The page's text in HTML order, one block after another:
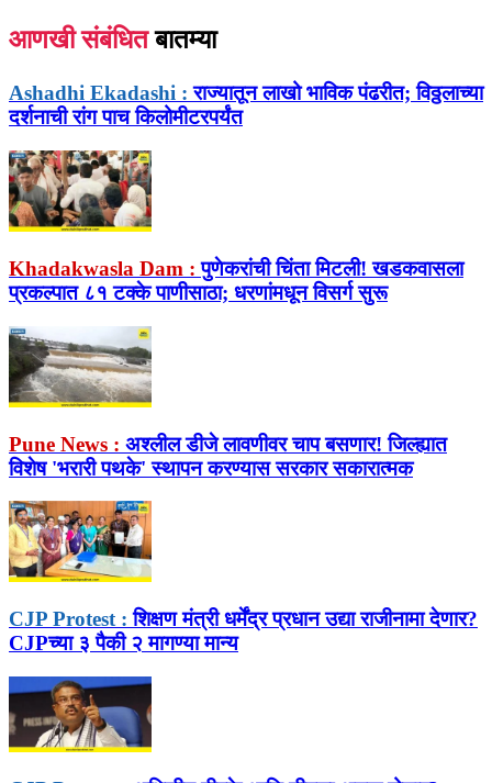
आणखी संबंधित बातम्या
Ashadhi Ekadashi : राज्यातून लाखो भाविक पंढरीत; विठ्ठलाच्या
दर्शनाची रांग पाच किलोमीटरपर्यंत
Khadakwasla Dam : पुणेकरांची चिंता मिटली! खडकवासला
प्रकल्पात ८१ टक्के पाणीसाठा; धरणांमधून विसर्ग सुरू
Pune News : अश्लील डीजे लावणीवर चाप बसणार! जिल्ह्यात
विशेष 'भरारी पथके' स्थापन करण्यास सरकार सकारात्मक
CJP Protest : शिक्षण मंत्री धर्मेंद्र प्रधान उद्या राजीनामा देणार?
CJPच्या ३ पैकी २ मागण्या मान्य